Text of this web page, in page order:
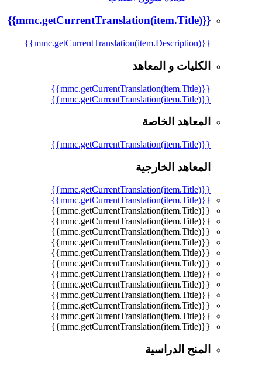
{{mmc.getCurrentTranslation(item.Title)}}
{{mmc.getCurrentTranslation(item.Description)}}
الكليات و المعاهد
{{mmc.getCurrentTranslation(item.Title)}}
{{mmc.getCurrentTranslation(item.Title)}}
المعاهد الخاصة
{{mmc.getCurrentTranslation(item.Title)}}
المعاهد الخارجية
{{mmc.getCurrentTranslation(item.Title)}}
{{mmc.getCurrentTranslation(item.Title)}}
{{mmc.getCurrentTranslation(item.Title)}}
{{mmc.getCurrentTranslation(item.Title)}}
{{mmc.getCurrentTranslation(item.Title)}}
{{mmc.getCurrentTranslation(item.Title)}}
{{mmc.getCurrentTranslation(item.Title)}}
{{mmc.getCurrentTranslation(item.Title)}}
{{mmc.getCurrentTranslation(item.Title)}}
{{mmc.getCurrentTranslation(item.Title)}}
{{mmc.getCurrentTranslation(item.Title)}}
{{mmc.getCurrentTranslation(item.Title)}}
{{mmc.getCurrentTranslation(item.Title)}}
{{mmc.getCurrentTranslation(item.Title)}}
المنح الدراسية